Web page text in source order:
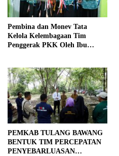
Pembina dan Monev Tata
Kelola Kelembagaan Tim
Penggerak PKK Oleh Ibu
PEMKAB TULANG BAWANG
BENTUK TIM PERCEPATAN
PENYEBARLUASAN